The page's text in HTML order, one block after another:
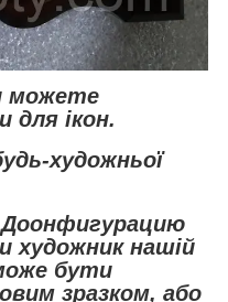
можете
для ікон.
художньої
Доонфигурацию
художник нашій
бути
зразком, або